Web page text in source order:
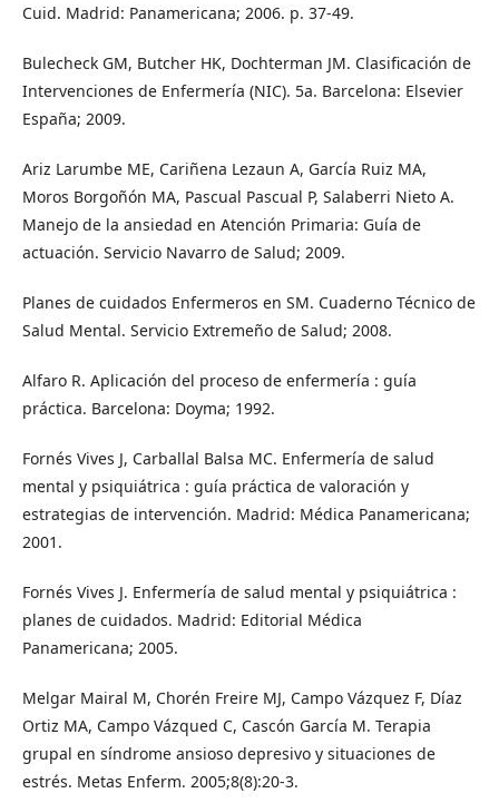
Cuid. Madrid: Panamericana; 2006. p. 37-49.
Bulecheck GM, Butcher HK, Dochterman JM. Clasificación de
Intervenciones de Enfermería (NIC). 5a. Barcelona: Elsevier
España; 2009.
Ariz Larumbe ME, Cariñena Lezaun A, García Ruiz MA,
Moros Borgoñón MA, Pascual Pascual P, Salaberri Nieto A.
Manejo de la ansiedad en Atención Primaria: Guía de
actuación. Servicio Navarro de Salud; 2009.
Planes de cuidados Enfermeros en SM. Cuaderno Técnico de
Salud Mental. Servicio Extremeño de Salud; 2008.
Alfaro R. Aplicación del proceso de enfermería : guía
práctica. Barcelona: Doyma; 1992.
Fornés Vives J, Carballal Balsa MC. Enfermería de salud
mental y psiquiátrica : guía práctica de valoración y
estrategias de intervención. Madrid: Médica Panamericana;
2001.
Fornés Vives J. Enfermería de salud mental y psiquiátrica :
planes de cuidados. Madrid: Editorial Médica
Panamericana; 2005.
Melgar Mairal M, Chorén Freire MJ, Campo Vázquez F, Díaz
Ortiz MA, Campo Vázqued C, Cascón García M. Terapia
grupal en síndrome ansioso depresivo y situaciones de
estrés. Metas Enferm. 2005;8(8):20-3.